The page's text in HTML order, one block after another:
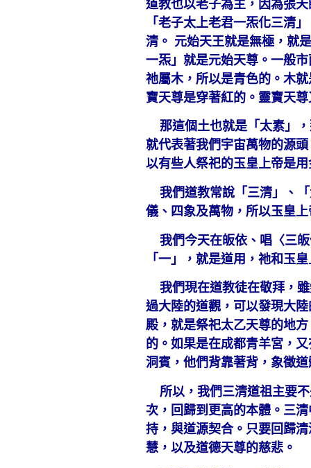
道教也以老子為主，因為張
「老子太上老君一炁化三清
清。 元始天王就是無極，就
一炁」就是元始天尊。一般
祂屬木，所以是青色的。木
寶天尊是穿著紅的。靈寶天
那這個土也就是「太素」，
就代表著我們宇宙萬物的源
以有些人祭祀的玉皇上帝是
我們道教常說「三清」、
儀、四象及萬物，所以玉皇
我們今天在皈依、唱〈三皈
「一」，就是道用，祂和玉
我們現在道教徒在敬拜，雖
過大陸的道觀，可以發現大
殿，就是祭祀太乙天尊的地
的。如果是在成都青羊宮，
洞賓，他們背靠著背，象徵
所以，我們三清道祖主要不
次，回歸到更高的本體。三
持，與道源契合。只要回歸
慧，以及道德天尊的慈悲。